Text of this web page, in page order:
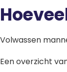
Volwassen
Een overzicht